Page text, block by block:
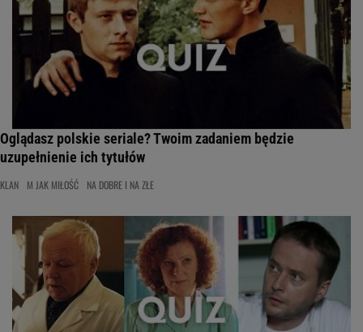
Oglądasz polskie seriale? Twoim zadaniem będzie
uzupełnienie ich tytułów
KLAN M JAK MIŁOŚĆ NA DOBRE I NA ZŁE